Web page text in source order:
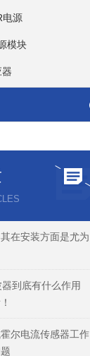
电源
模块
在安装方面是尤为
到底有什么作用
尔电流传感器工作